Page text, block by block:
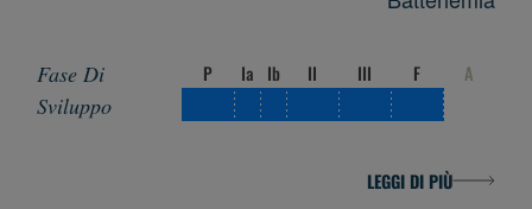
P Ia Ib II III F A
LEGGI DI PIÙ